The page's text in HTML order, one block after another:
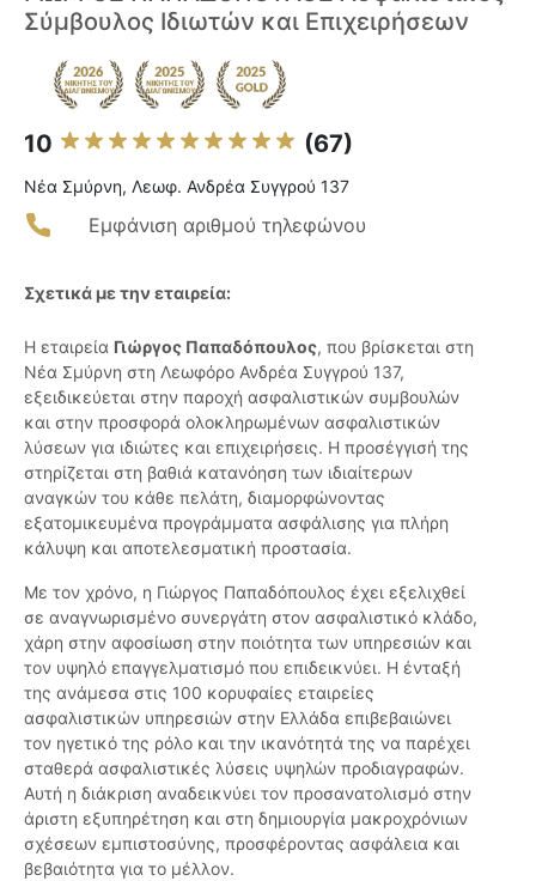
Σύμβουλος Ιδιωτών και Επιχειρήσεων
10 (67)
Νέα Σμύρνη, Λεωφ. Ανδρέα Συγγρού 137
Εμφάνιση αριθμού τηλεφώνου
Σχετικά με την εταιρεία:
Η εταιρεία Γιώργος Παπαδόπουλος, που βρίσκεται στη
Νέα Σμύρνη στη Λεωφόρο Ανδρέα Συγγρού 137,
εξειδικεύεται στην παροχή ασφαλιστικών συμβουλών
και στην προσφορά ολοκληρωμένων ασφαλιστικών
λύσεων για ιδιώτες και επιχειρήσεις. Η προσέγγισή της
στηρίζεται στη βαθιά κατανόηση των ιδιαίτερων
αναγκών του κάθε πελάτη, διαμορφώνοντας
εξατομικευμένα προγράμματα ασφάλισης για πλήρη
κάλυψη και αποτελεσματική προστασία.
Με τον χρόνο, η Γιώργος Παπαδόπουλος έχει εξελιχθεί
σε αναγνωρισμένο συνεργάτη στον ασφαλιστικό κλάδο,
χάρη στην αφοσίωση στην ποιότητα των υπηρεσιών και
τον υψηλό επαγγελματισμό που επιδεικνύει. Η ένταξή
της ανάμεσα στις 100 κορυφαίες εταιρείες
ασφαλιστικών υπηρεσιών στην Ελλάδα επιβεβαιώνει
τον ηγετικό της ρόλο και την ικανότητά της να παρέχει
σταθερά ασφαλιστικές λύσεις υψηλών προδιαγραφών.
Αυτή η διάκριση αναδεικνύει τον προσανατολισμό στην
άριστη εξυπηρέτηση και στη δημιουργία μακροχρόνιων
σχέσεων εμπιστοσύνης, προσφέροντας ασφάλεια και
βεβαιότητα για το μέλλον.